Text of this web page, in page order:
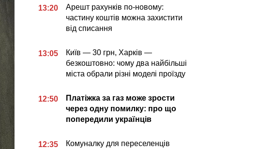
13:20
Арешт рахунків по-новому:
частину коштів можна захистити
від списання
13:05
Київ — 30 грн, Харків —
безкоштовно: чому два найбільші
міста обрали різні моделі проїзду
12:50
Платіжка за газ може зрости
через одну помилку: про що
попередили українців
12:35
Комуналку для переселенців